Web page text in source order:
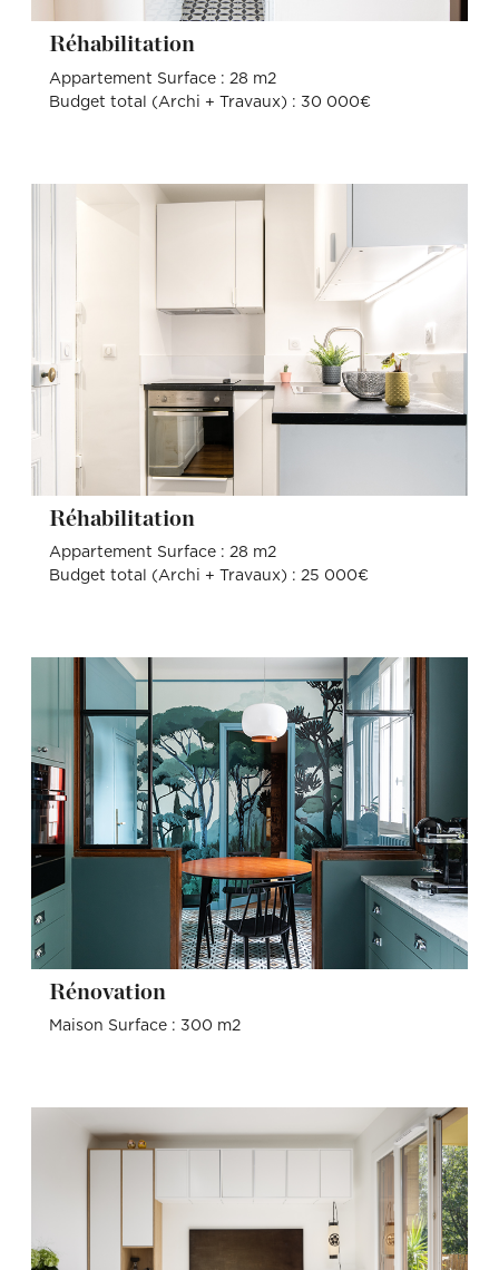
Réhabilitation
Appartement Surface : 28 m2
Budget total (Archi + Travaux) : 30 000€
Réhabilitation
Appartement Surface : 28 m2
Budget total (Archi + Travaux) : 25 000€
Rénovation
Maison Surface : 300 m2